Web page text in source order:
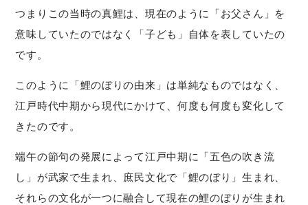
つまりこの当時の真鯉は、現在のように「お父さん」を
意味していたのではなく「子ども」自体を表していたの
です。
このように「鯉のぼりの由来」は単純なものではなく、
江戸時代中期から現代にかけて、何度も何度も変化して
きたのです。
端午の節句の発展によって江戸中期に「五色の吹き流
し」が武家で生まれ、庶民文化で「鯉のぼり」生まれ、
それらの文化が一つに融合して現在の鯉のぼりが生まれ